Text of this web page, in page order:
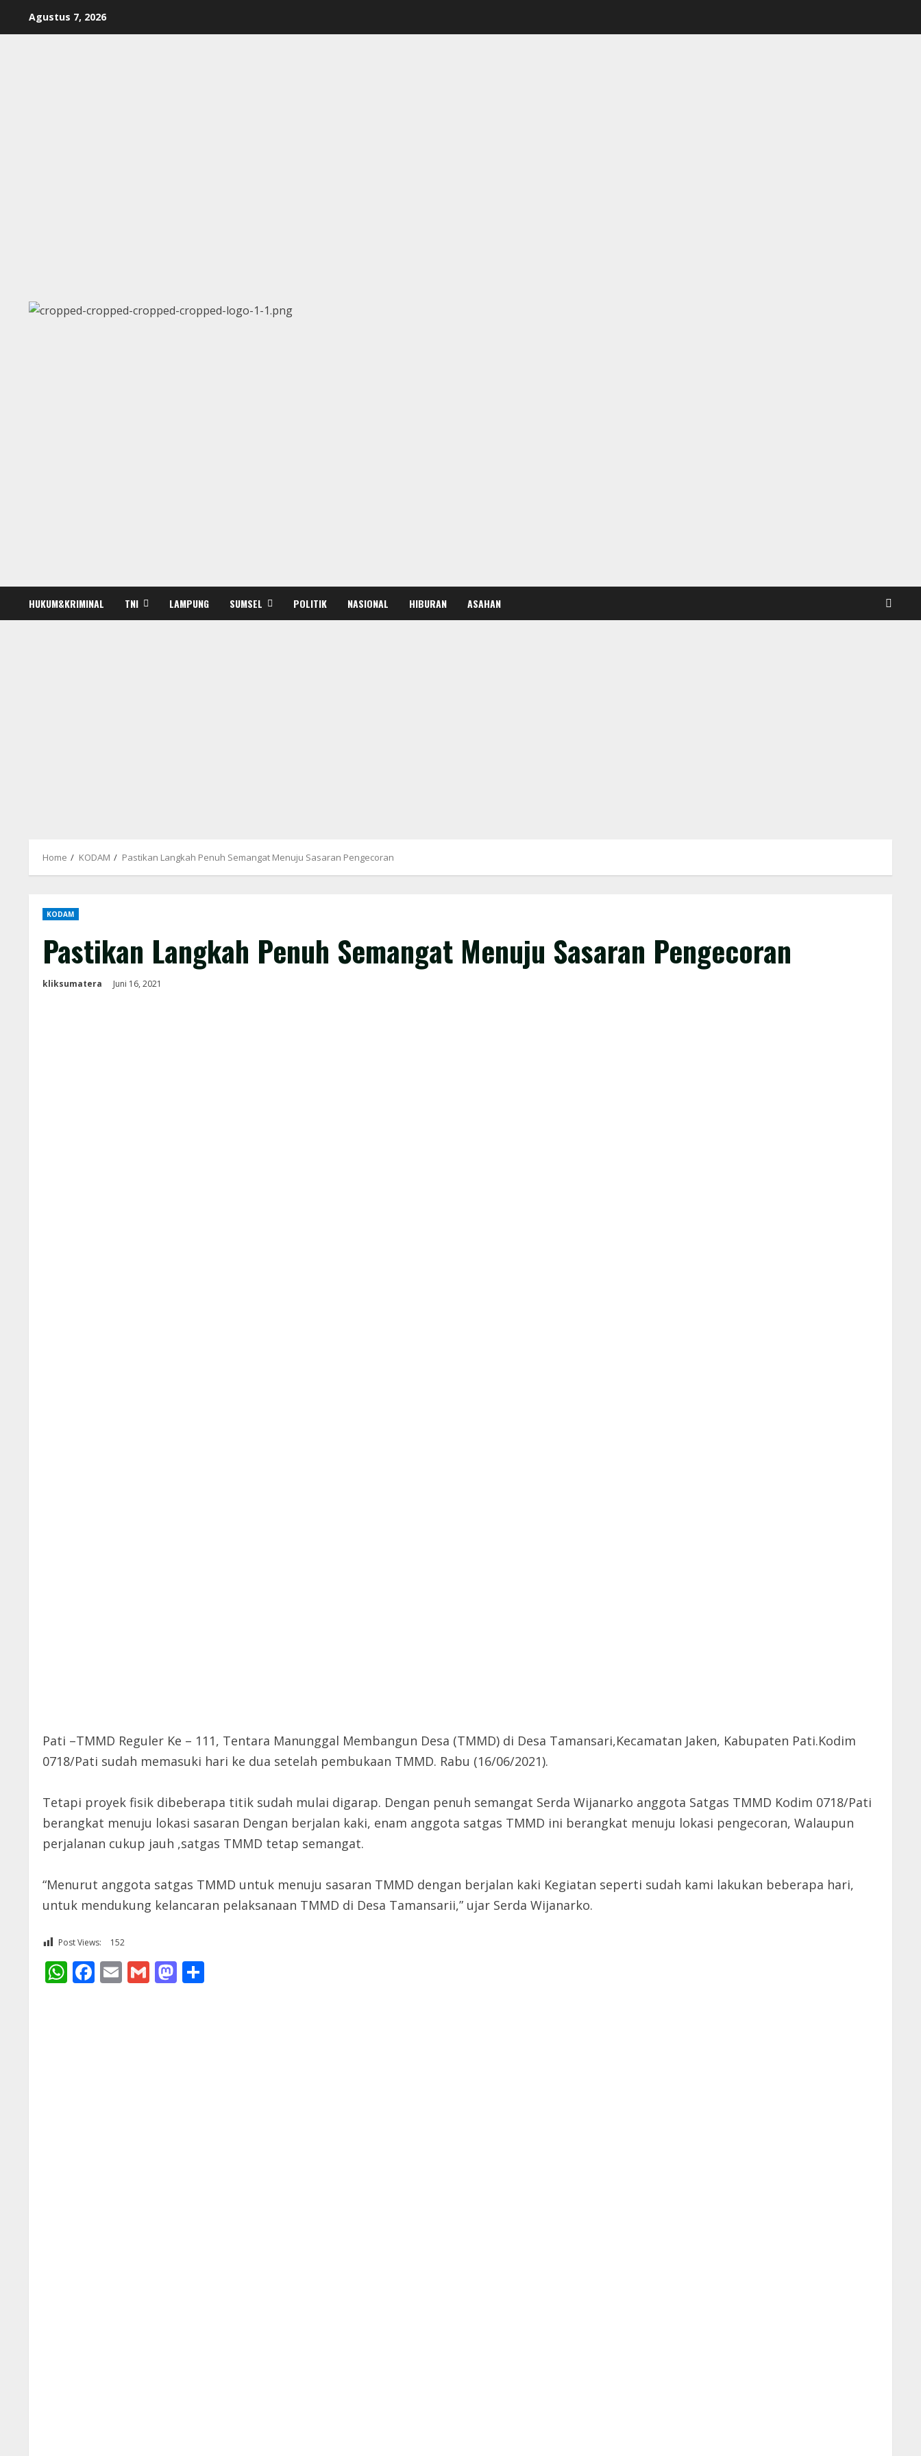
Agustus 7, 2026
HUKUM&KRIMINAL TNI LAMPUNG SUMSEL POLITIK NASIONAL HIBURAN ASAHAN
Home KODAM Pastikan Langkah Penuh Semangat Menuju Sasaran Pengecoran
KODAM
Pastikan Langkah Penuh Semangat Menuju Sasaran Pengecoran
kliksumatera Juni 16, 2021
Pati –TMMD Reguler Ke – 111, Tentara Manunggal Membangun Desa (TMMD) di Desa Tamansari,Kecamatan Jaken, Kabupaten Pati.Kodim
0718/Pati sudah memasuki hari ke dua setelah pembukaan TMMD. Rabu (16/06/2021).
Tetapi proyek fisik dibeberapa titik sudah mulai digarap. Dengan penuh semangat Serda Wijanarko anggota Satgas TMMD Kodim 0718/Pati
berangkat menuju lokasi sasaran Dengan berjalan kaki, enam anggota satgas TMMD ini berangkat menuju lokasi pengecoran, Walaupun
perjalanan cukup jauh ,satgas TMMD tetap semangat.
“Menurut anggota satgas TMMD untuk menuju sasaran TMMD dengan berjalan kaki Kegiatan seperti sudah kami lakukan beberapa hari,
untuk mendukung kelancaran pelaksanaan TMMD di Desa Tamansarii,” ujar Serda Wijanarko.
Post Views: 152
WhatsApp
Facebook
EmailGmailMastodon